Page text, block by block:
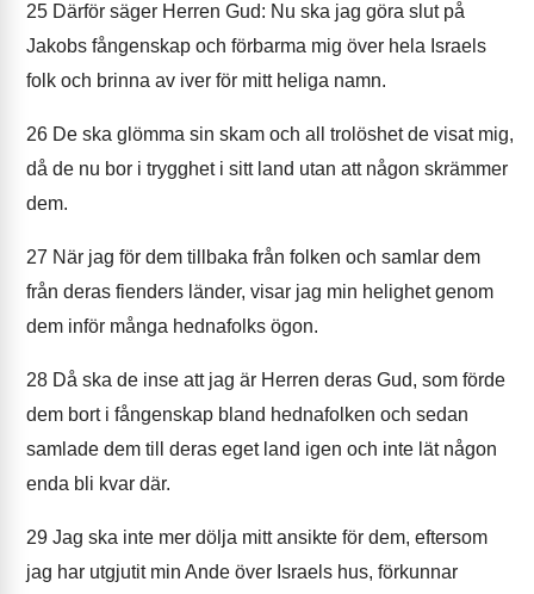
25 Därför säger Herren Gud: Nu ska jag göra slut på
Jakobs fångenskap och förbarma mig över hela Israels
folk och brinna av iver för mitt heliga namn.
26 De ska glömma sin skam och all trolöshet de visat mig,
då de nu bor i trygghet i sitt land utan att någon skrämmer
dem.
27 När jag för dem tillbaka från folken och samlar dem
från deras fienders länder, visar jag min helighet genom
dem inför många hednafolks ögon.
28 Då ska de inse att jag är Herren deras Gud, som förde
dem bort i fångenskap bland hednafolken och sedan
samlade dem till deras eget land igen och inte lät någon
enda bli kvar där.
29 Jag ska inte mer dölja mitt ansikte för dem, eftersom
jag har utgjutit min Ande över Israels hus, förkunnar